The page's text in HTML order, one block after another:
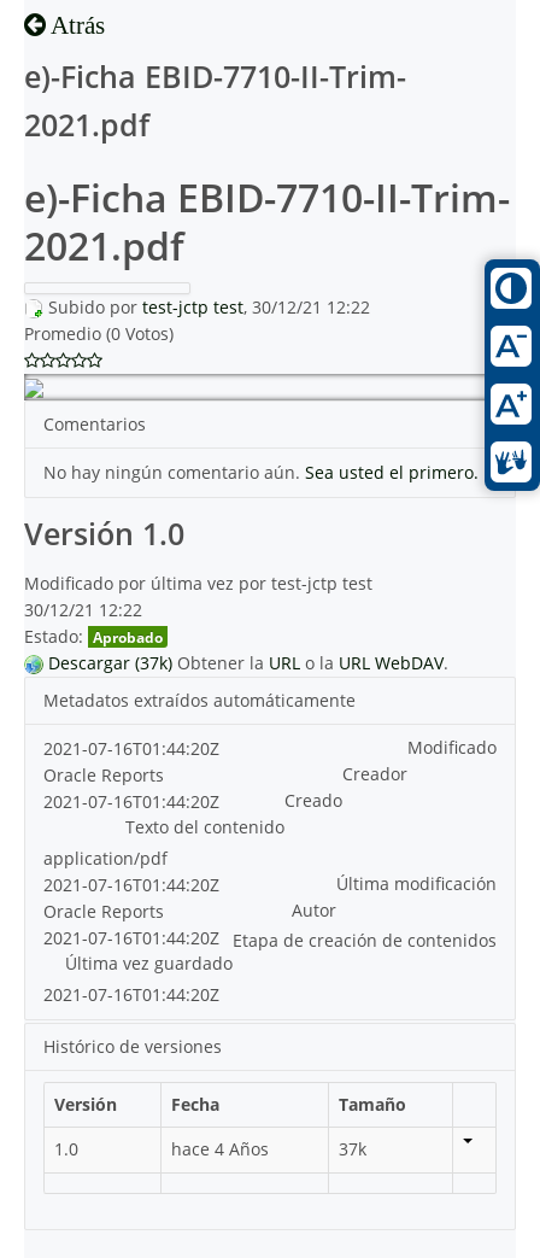
Atrás
e)-Ficha EBID-7710-II-Trim-
2021.pdf
e)-Ficha EBID-7710-II-Trim-
2021.pdf
Subido por test-jctp test, 30/12/21 12:22
Promedio (0 Votos)
Comentarios
No hay ningún comentario aún. Sea usted el primero.
Versión 1.0
Modificado por última vez por test-jctp test
30/12/21 12:22
Estado: Aprobado
Descargar (37k) Obtener la URL o la URL WebDAV.
Metadatos extraídos automáticamente
Modificado
2021-07-16T01:44:20Z
Creador
Oracle Reports
Creado
2021-07-16T01:44:20Z
Texto del contenido
application/pdf
Última modificación
2021-07-16T01:44:20Z
Autor
Oracle Reports
Etapa de creación de contenidos
2021-07-16T01:44:20Z
Última vez guardado
2021-07-16T01:44:20Z
Histórico de versiones
Versión Fecha
Tamaño
1.0
hace 4 Años 37k